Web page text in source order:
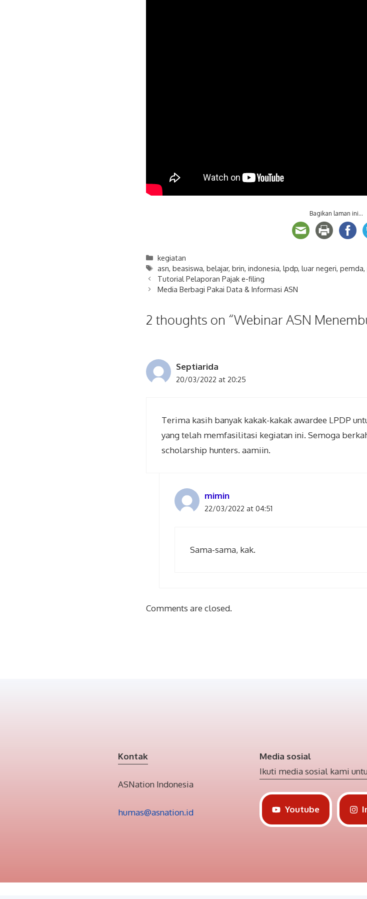
Bagikan laman ini...
Categories
kegiatan
Tags
asn ,beasiswa ,belajar,brin ,indonesia ,lpdp ,luar negeri ,pemda
Tutorial Pelaporan Pajak e-filing
Media Berbagi Pakai Data & Informasi ASN
2 thoughts on “Webinar ASN
Septiarida
20/03/2022 at 20:25
Terima kasih banyak kakak-kakak awardee LPDP
yang telah memfasilitasi kegiatan ini. Semoga
scholarship hunters. aamiin.
mimin
22/03/2022 at 04:51
Sama-sama, kak.
Comments are closed.
Kontak
ASNation Indonesia
humas@asnation.id
Media sosial
Ikuti media sosial kami
Youtube